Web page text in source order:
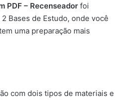
PDF – Recenseador foi
Bases de Estudo, onde você
uma preparação mais
com dois tipos de materiais e